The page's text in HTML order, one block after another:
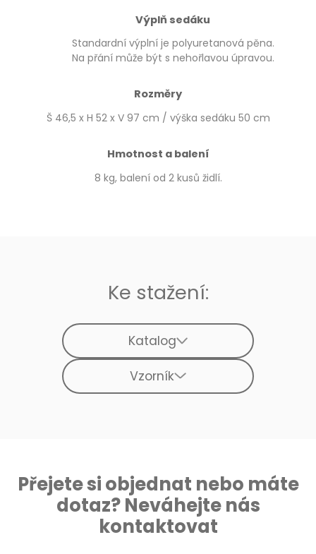
Výplň sedáku
Standardní výplní je polyuretanová pěna.
Na přání může být s nehořlavou úpravou.
Rozměry
Š 46,5 x H 52 x V 97 cm / výška sedáku 50 cm
Hmotnost a balení
8 kg, balení od 2 kusů židlí.
Ke stažení:
Katalog
Vzorník
Přejete si objednat nebo máte
dotaz? Neváhejte nás
kontaktovat